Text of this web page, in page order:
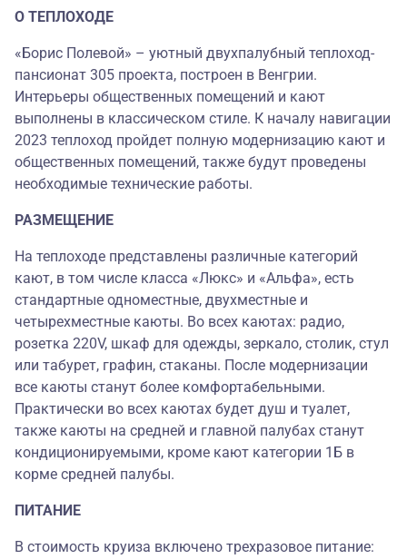
О ТЕПЛОХОДЕ
«Борис Полевой» – уютный двухпалубный теплоход-
пансионат 305 проекта, построен в Венгрии.
Интерьеры общественных помещений и кают
выполнены в классическом стиле. К началу навигации
2023 теплоход пройдет полную модернизацию кают и
общественных помещений, также будут проведены
необходимые технические работы.
РАЗМЕЩЕНИЕ
На теплоходе представлены различные категорий
кают, в том числе класса «Люкс» и «Альфа», есть
стандартные одноместные, двухместные и
четырехместные каюты. Во всех каютах: радио,
розетка 220V, шкаф для одежды, зеркало, столик, стул
или табурет, графин, стаканы. После модернизации
все каюты станут более комфортабельными.
Практически во всех каютах будет душ и туалет,
также каюты на средней и главной палубах станут
кондиционируемыми, кроме кают категории 1Б в
корме средней палубы.
ПИТАНИЕ
В стоимость круиза включено трехразовое питание: